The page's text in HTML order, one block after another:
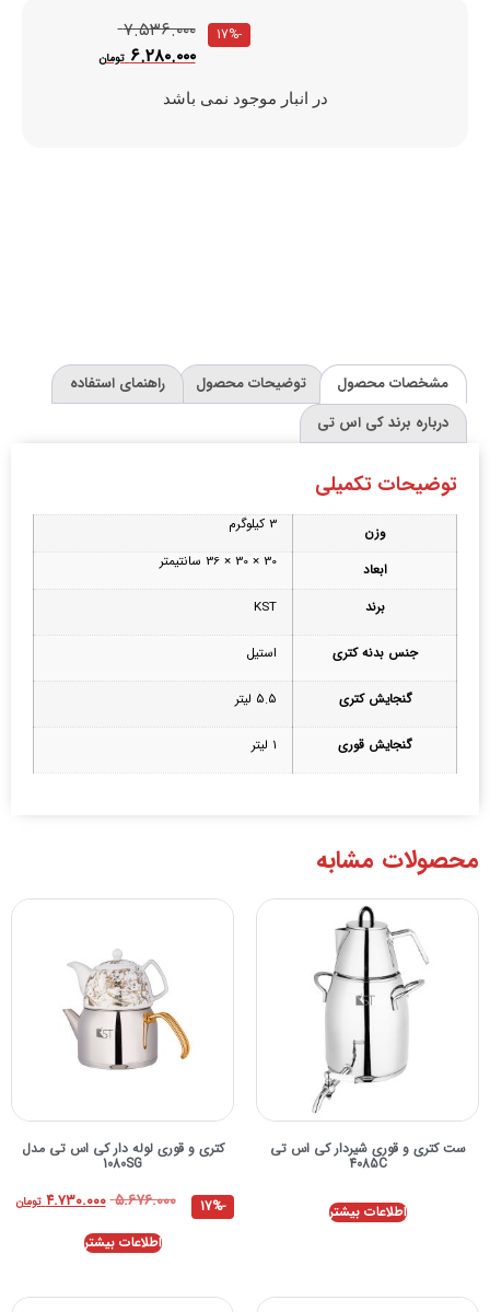
۷.۵۳۶.۰۰۰
۶.۲۸۰.۰۰۰ تومان
-17%
در انبار موجود نمی باشد
مشخصات محصول توضیحات محصول
راهنمای استفاده
درباره برند کی اس تی
توضیحات تکمیلی
وزن 3 کیلوگرم
ابعاد 30 × 30 × 36 سانتیمتر
برند KST
جنس بدنه‌ کتری استیل
گنجایش کتری ۵.۵ لیتر
گنجایش قوری ۱ لیتر
محصولات مشابه
ست کتری و قوری شیردار کی اس تی
4085C
اطلاعات بیشتر
کتری و قوری لوله دار کی اس تی مدل
1080SG
۵.۶۷۶.۰۰۰ ۴.۷۳۰.۰۰۰ تومان
-17%
اطلاعات بیشتر